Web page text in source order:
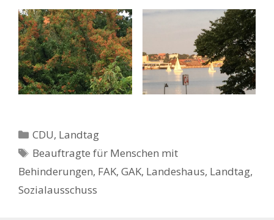
Kategorien
CDU, Landtag
Schlagwörter
Beauftragte für Menschen mit
Behinderungen, FAK, GAK, Landeshaus, Landtag,
Sozialausschuss